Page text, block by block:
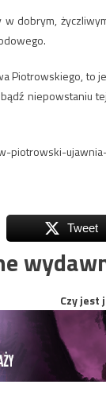
dobrym,
Piotrowskiego,
niepowstaniu
piotrowski-
Tweet
Czy jest